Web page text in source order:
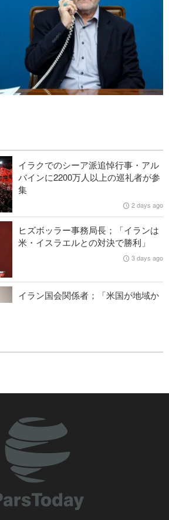
、イランが金8、銀3、銅8を獲得
油タンカーを攻撃
距離ミサイルの終焉を反映
ホルモズ海峡を巡るイラン・オマーン
イラクでのシーア派追悼行事・アル
バインに2200万人以上の巡礼者が参
集
2 days ago
ヒズボッラー事務局長；「イランは
米・イスラエルとの対決で勝利」
3 days ago
イラン国会関係者；「米国が地域か